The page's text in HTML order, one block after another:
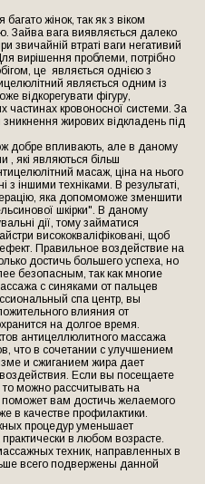
жінок, так як з віком
Зайва вага виявляється далеко
звичайній втраті ваги негативий
вирішення проблеми, потрібно
це являється однією з
являється одним із
відкорегувати фігуру,
частинах кровоносної системи. За
жирових відкладень під
добре впливають, але в даному
, які являються більш
масаж, ціна на нього
з іншими техніками. В результаті,
яка допомоможе зменшити
шкірки". В даному
дії, тому займатися
висококваліфіковані, щоб
Правильное воздействие на
достичь большего успеха, но
безопасным, так как многие
с синяками от пальцев
спа центр, вы
влияния от
на долгое время.
антицеллюлитного массажа
что в сочетании с улучшением
и сжиганием жира дает
Если вы посещаете
можно рассчитывать на
поможет вам достичь желаемого
в качестве профилактики.
процедур уменьшает
в любом возрасте.
техник, направленных в
всего подвержены данной